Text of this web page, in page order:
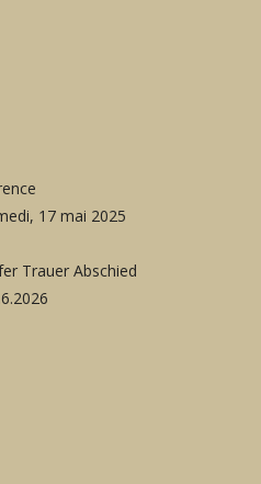
17 mai 2025
Trauer Abschied